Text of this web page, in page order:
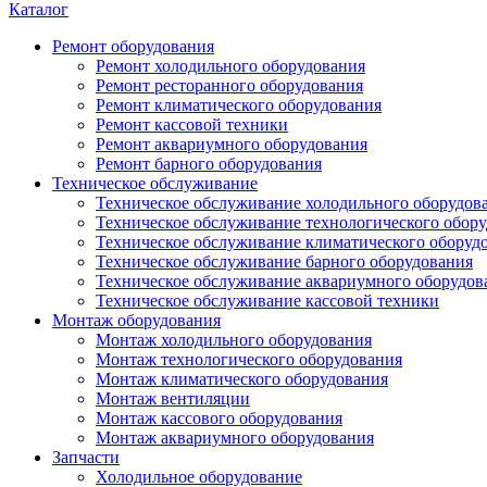
Каталог
Ремонт оборудования
Ремонт холодильного оборудования
Ремонт ресторанного оборудования
Ремонт климатического оборудования
Ремонт кассовой техники
Ремонт аквариумного оборудования
Ремонт барного оборудования
Техническое обслуживание
Техническое обслуживание холодильного
Техническое обслуживание технологического
Техническое обслуживание климатического
Техническое обслуживание барного оборудования
Техническое обслуживание аквариумного
Техническое обслуживание кассовой техники
Монтаж оборудования
Монтаж холодильного оборудования
Монтаж технологического оборудования
Монтаж климатического оборудования
Монтаж вентиляции
Монтаж кассового оборудования
Монтаж аквариумного оборудования
Запчасти
Холодильное оборудование